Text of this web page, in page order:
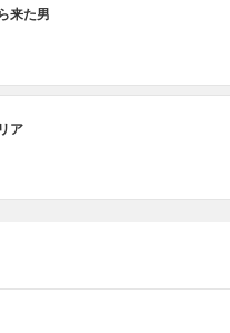
来た男
ア